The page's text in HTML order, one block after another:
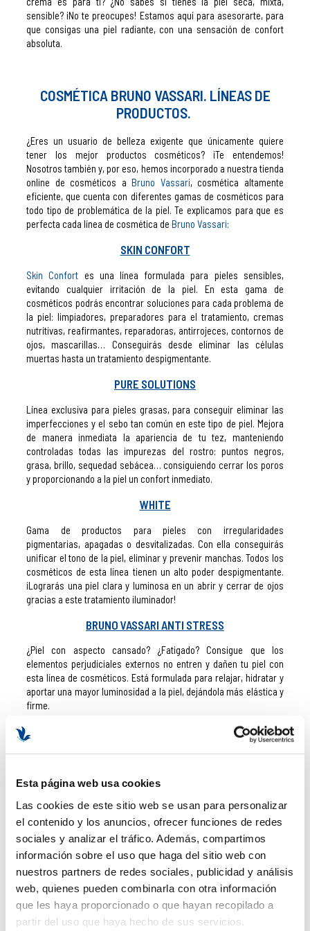
Esta página web usa cookies
Las cookies de este sitio web se usan para personalizar
el contenido y los anuncios, ofrecer funciones de redes
sociales y analizar el tráfico. Además, compartimos
información sobre el uso que haga del sitio web con
nuestros partners de redes sociales, publicidad y análisis
web, quienes pueden combinarla con otra información
que les haya proporcionado o que hayan recopilado a
partir del uso que haya hecho de sus servicios.
sensible? ¡No te preocupes! Estamos aquí para asesorarte, para
que consigas una piel radiante, con una sensación de confort
absoluta.
COSMÉTICA BRUNO VASSARI. LÍNEAS DE
PRODUCTOS.
¿Eres un usuario de belleza exigente que únicamente quiere
tener los mejor productos cosméticos? ¡Te entendemos!
Nosotros también y, por eso, hemos incorporado a nuestra tienda
online de cosméticos aBruno Vassari, cosmética altamente
eficiente, que cuenta con diferentes gamas de cosméticos para
todo tipo de problemática de la piel. Te explicamos para que es
perfecta cada línea de cosmética deBruno Vassari:
SKIN CONFORT
Skin Confort es una línea formulada para pieles sensibles,
evitando cualquier irritación de la piel. En esta gama de
cosméticos podrás encontrar soluciones para cada problema de
la piel: limpiadores, preparadores para el tratamiento, cremas
nutritivas, reafirmantes, reparadoras, antirrojeces, contornos de
ojos, mascarillas… Conseguirás desde eliminar las células
muertas hasta un tratamiento despigmentante.
PURE SOLUTIONS
Línea exclusiva para pieles grasas, para conseguir eliminar las
imperfecciones y el sebo tan común en este tipo de piel. Mejora
de manera inmediata la apariencia de tu tez, manteniendo
controladas todas las impurezas del rostro: puntos negros,
grasa, brillo, sequedad sebácea… consiguiendo cerrar los poros
y proporcionando a la piel un confort inmediato.
WHITE
Gama de productos para pieles con irregularidades
pigmentarias, apagadas o desvitalizadas. Con ella conseguirás
unificar el tono de la piel, eliminar y prevenir manchas. Todos los
cosméticos de esta línea tienen un alto poder despigmentante.
¡Lograrás una piel clara y luminosa en un abrir y cerrar de ojos
gracias a este tratamiento iluminador!
BRUNO VASSARI ANTI STRESS
¿Piel con aspecto cansado? ¿Fatigado? Consigue que los
elementos perjudiciales externos no entren y dañen tu piel con
esta línea de cosméticos. Está formulada para relajar, hidratar y
aportar una mayor luminosidad a la piel, dejándola más elástica y
firme.
Bioceuticalses la línea reafirmante de Bruno Vassari que busca
Está integrada por una crema reafirmante (
concentrado reafirmante y antioxidante con Vitamina C
(Bioceuticals Ferulic)
AHA
Línea regenerante por excelencia. Consigue una piel mucho más
lisa, sin imperfecciones y firme. Ideal para pieles grasas,
acneicas, con manchas y maduras, ya que, gracias a su
componente principal, el ácido glicólico, activo indispensable